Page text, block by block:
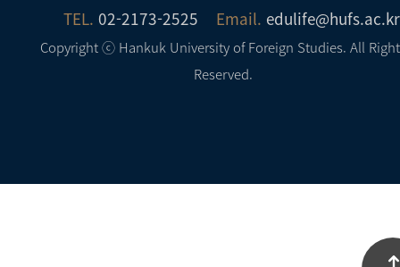
TEL. 02-2173-2525 Email. edulife@hufs.ac.kr
Copyright ⓒ Hankuk University of Foreign Studies. All
Reserved.